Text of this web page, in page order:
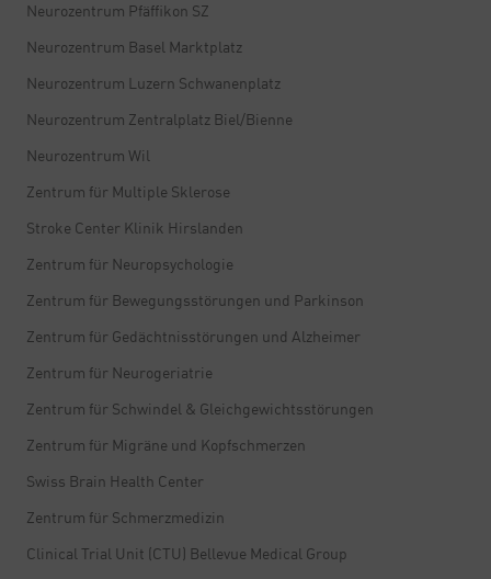
Neurozentrum Pfäffikon SZ
Neurozentrum Basel Marktplatz
Neurozentrum Luzern Schwanenplatz
Neurozentrum Zentralplatz Biel/Bienne
Neurozentrum Wil
Zentrum für Multiple Sklerose
Stroke Center Klinik Hirslanden
Zentrum für Neuropsychologie
Zentrum für Bewegungsstörungen und Parkinson
Zentrum für Gedächtnisstörungen und Alzheimer
Zentrum für Neurogeriatrie
Zentrum für Schwindel & Gleichgewichtsstörungen
Zentrum für Migräne und Kopfschmerzen
Swiss Brain Health Center
Zentrum für Schmerzmedizin
Clinical Trial Unit (CTU) Bellevue Medical Group